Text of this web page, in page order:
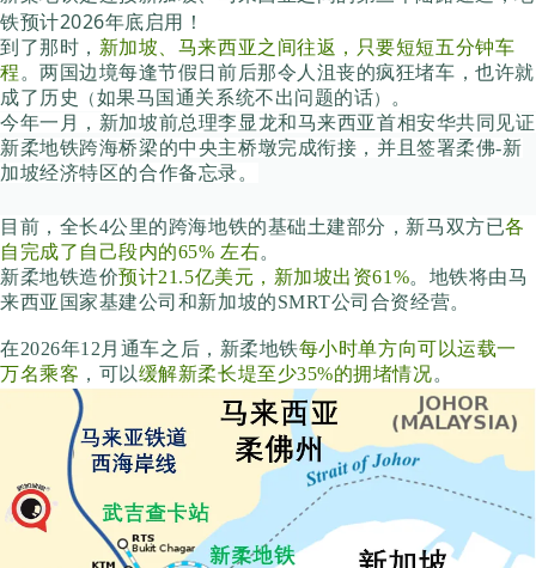
铁预计2026年底启用！
到了那时， 新加坡、马来西亚之间往返，只要短短五分钟车
程 。两国边境每逢节假日前后那令人沮丧的疯狂堵车，也许就
成了历史
（ 如果马国通关系统不出问题的话）
。
今年一月，新加坡前总理李显龙和马来西亚首相安华共同见证
新柔地铁跨海桥梁的中央主桥墩完成衔接，并且签署柔佛-新
加坡经济特区的合作备忘录。
目前，全长4公里的跨海地铁的基础土建部分，新马双方已各
自完成了自己段内的65% 左右。
新柔地铁造价预计21.5亿美元，新加坡出资61%。地铁将由马
来西亚国家基建公司和新加坡的SMRT公司合资经营。
在2026年12月通车之后，新柔地铁每小时单方向可以运载一
万名乘客 ，可以缓解新柔长堤至少35%的拥堵情况。